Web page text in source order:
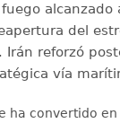
alcanzado
del
reforzó
vía
ha convertido